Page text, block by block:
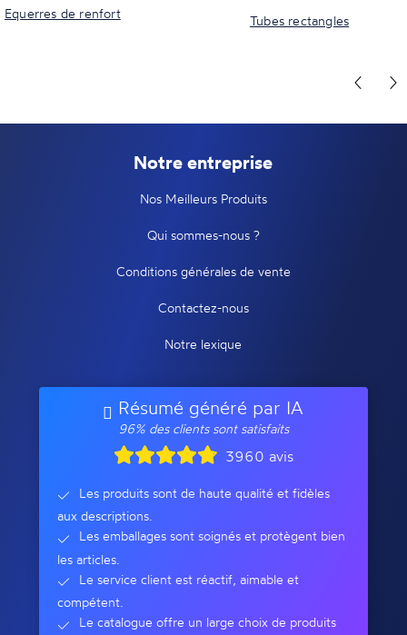
Equerres de renfort
Tubes rectangles
Notre entreprise
Nos Meilleurs Produits
Qui sommes-nous ?
Conditions générales de vente
Contactez-nous
Notre lexique
Résumé généré par IA
96% des clients sont satisfaits
3960 avis
Les produits sont de haute qualité et fidèles
aux descriptions.
Les emballages sont soignés et protègent bien
les articles.
Le service client est réactif, aimable et
compétent.
Le catalogue offre un large choix de produits